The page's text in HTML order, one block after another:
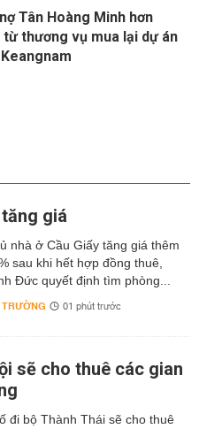
Tân Hoàng Minh hơn
từ thương vụ mua lại dự án
giá
nhà ở Cầu Giấy tăng giá thêm
sau khi hết hợp đồng thuê,
Đức quyết định tìm phòng...
01 phút trước
sẽ cho thuê các gian
đi bộ Thành Thái sẽ cho thuê